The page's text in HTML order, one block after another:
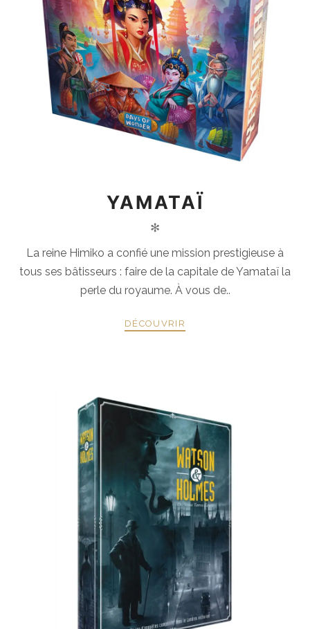
YAMATAÏ
✻
La reine Himiko a confié une mission prestigieuse à
tous ses bâtisseurs : faire de la capitale de Yamataï la
perle du royaume. À vous de..
DÉCOUVRIR